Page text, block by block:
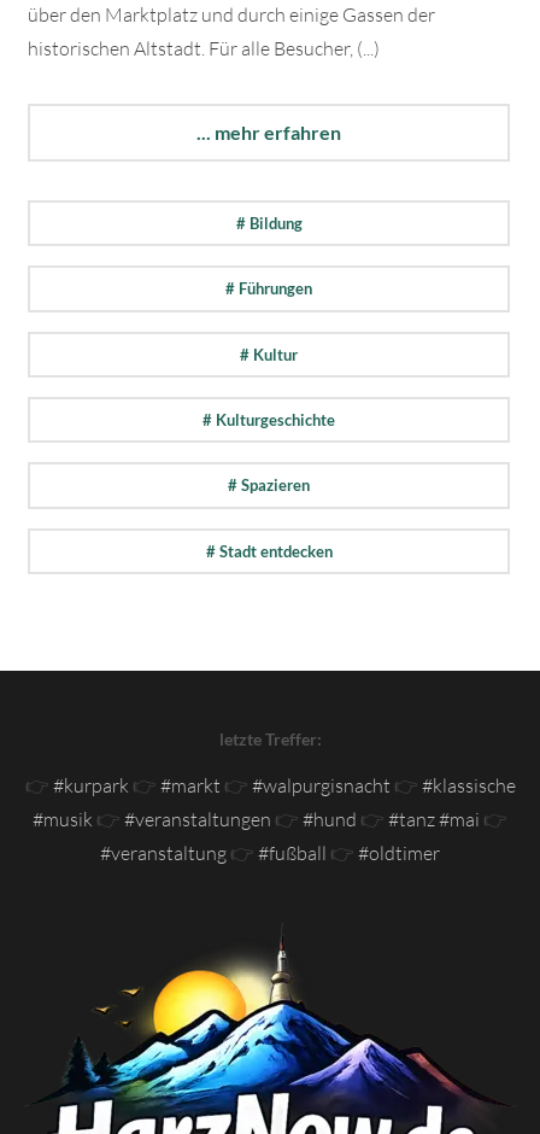
über den Marktplatz und durch einige Gassen der
historischen Altstadt. Für alle Besucher, (...)
... mehr erfahren
# Bildung
# Führungen
# Kultur
# Kulturgeschichte
# Spazieren
# Stadt entdecken
letzte Treffer:
👉 #kurpark 👉 #markt 👉 #walpurgisnacht 👉 #klassische
#musik 👉 #veranstaltungen 👉 #hund 👉 #tanz #mai 👉
#veranstaltung 👉 #fußball 👉 #oldtimer